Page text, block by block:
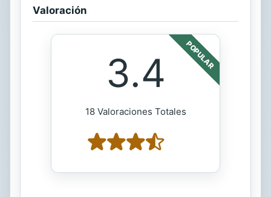
Valoración
POPULAR
3.4
18 Valoraciones Totales